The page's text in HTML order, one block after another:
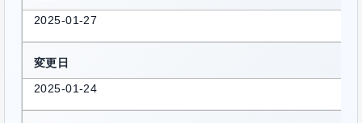
2025-01-27
変更日
2025-01-24